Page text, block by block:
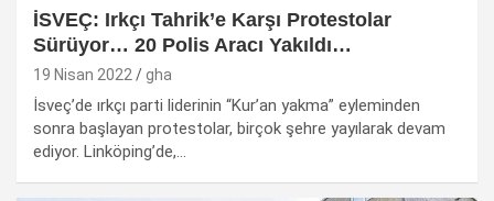
İSVEÇ: Irkçı Tahrik’e Karşı Protestolar
Sürüyor… 20 Polis Aracı Yakıldı…
19 Nisan 2022 gha
İsveç’de ırkçı parti liderinin “Kur’an yakma” eyleminden
sonra başlayan protestolar, birçok şehre yayılarak devam
ediyor. Linköping’de,…